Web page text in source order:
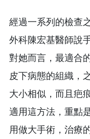
經過一系列的檢查
外科陳宏基醫師說
對她而言，最適合
皮下病態的組織，
大小相似，而且疤
適用這方法，重點
用做大手術，治療